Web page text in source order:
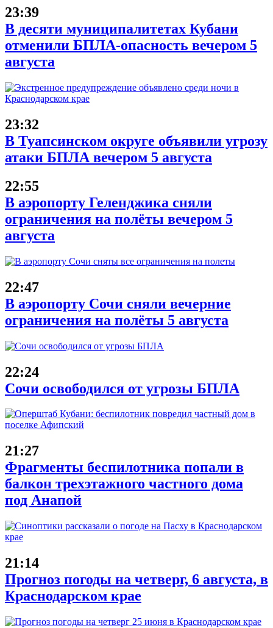
23:39
В десяти муниципалитетах Кубани
отменили БПЛА-опасность вечером 5
августа
23:32
В Туапсинском округе объявили угрозу
атаки БПЛА вечером 5 августа
22:55
В аэропорту Геленджика сняли
ограничения на полёты вечером 5
августа
22:47
В аэропорту Сочи сняли вечерние
ограничения на полёты 5 августа
22:24
Сочи освободился от угрозы БПЛА
21:27
Фрагменты беспилотника попали в
балкон трехэтажного частного дома
под Анапой
21:14
Прогноз погоды на четверг, 6 августа, в
Краснодарском крае